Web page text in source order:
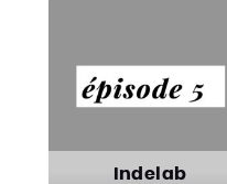
Épicerie Solidaire
Indelab